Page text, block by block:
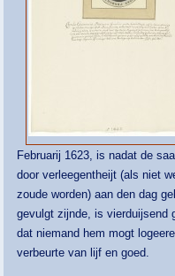
Februarij 1623, is nadat de
door verleegentheijt (als niet
zoude worden) aan den dag
gevulgt zijnde, is vierduijsend
dat niemand hem mogt
verbeurte van lijf en goed.